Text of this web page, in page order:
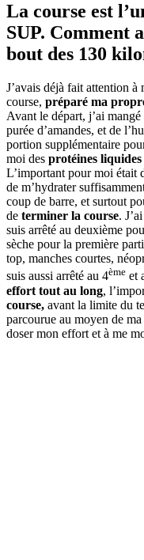
La course est
SUP. Comment
bout des 130
J’avais déjà fait attention
course, préparé ma
Avant le départ, j’ai
purée d’amandes, et de
portion supplémentaire
moi des protéines
L’important pour moi était
de m’hydrater
coup de barre, et surtout
de terminer la course.
suis arrêté au deuxième
sèche pour la première
top, manches courtes,
suis aussi arrêté au 4ème et
effort tout au long,
course, avant la limite du
parcourue au moyen de
doser mon effort et à me